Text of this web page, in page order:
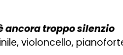
ancora troppo silenzio
violoncello,